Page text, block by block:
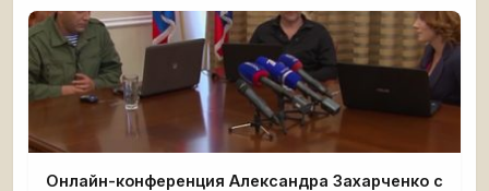
Онлайн-конференция Александра Захарченко с